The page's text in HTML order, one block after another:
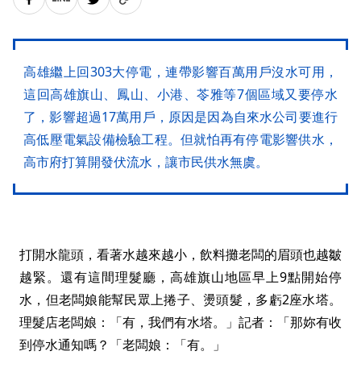
高雄繼上回303大停電，連帶影響百萬用戶沒水可用，
這回高雄旗山、鳳山、小港、苓雅等7個區域又要停水
了，影響超過17萬用戶，原因是因為自來水公司要進行
高低壓電氣設備檢驗工程。但就怕再有停電影響供水，
高市府打算開發伏流水，讓市民供水無虞。
打開水龍頭，看著水越來越小，飲料攤老闆的眉頭也越皺
越緊。還有這間理髮廳，高雄旗山地區早上9點開始停
水，但老闆娘能幫民眾上捲子、燙頭髮，多虧2座水塔。
理髮店老闆娘：「有，我們有水塔。」記者：「那妳有收
到停水通知嗎？「老闆娘：「有。」